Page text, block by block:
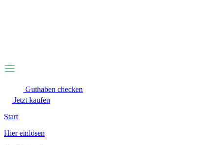
Guthaben checken
Jetzt kaufen
Start
Hier einlösen